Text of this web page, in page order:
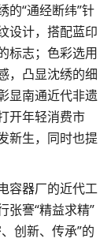
的“通经断纬”针
设计，搭配蓝印
标志；色彩选用
，凸显沈绣的细
显南通近代非遗
开年轻消费市
新生，同时也提
容器厂的近代工
张謇“精益求精”
创新、传承”的